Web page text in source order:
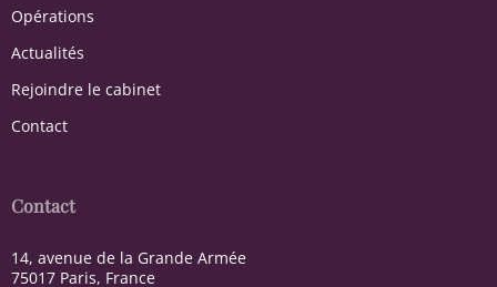
Opérations
Actualités
Rejoindre le cabinet
Contact
Contact
14, avenue de la Grande Armée
75017 Paris, France